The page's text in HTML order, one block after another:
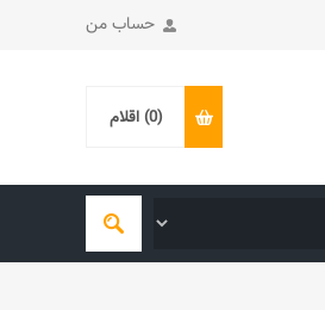
حساب من
(0) اقلام